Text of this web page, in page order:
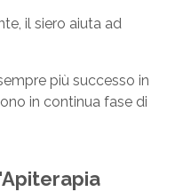
il siero aiuta ad
più successo in
in continua fase di